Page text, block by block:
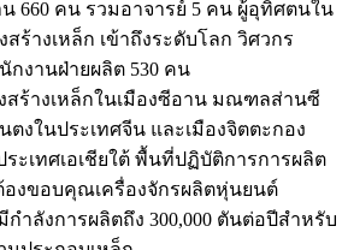
660 คน รวมอาจารย์ 5 คน ผู้อุทิศตนใน
ร้างเหล็ก เข้าถึงระดับโลก วิศวกร
กงานฝ่ายผลิต 530 คน
สร้างเหล็กในเมืองซีอาน มณฑลส่านซี
งในประเทศจีน และเมืองจิตตะกอง
ระเทศเอเชียใต้ พื้นที่ปฏิบัติการการผลิต
องขอบคุณเครื่องจักรผลิตหุ่นยนต์
ำลังการผลิตถึง 300,000 ตันต่อปีสำหรับ